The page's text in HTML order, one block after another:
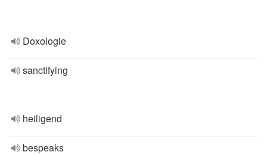
Doxologie
sanctifying
heiligend
bespeaks